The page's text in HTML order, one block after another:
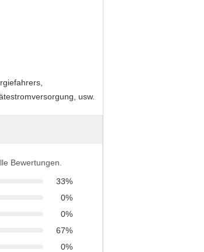
usw.
Bewertungen.
33%
0%
0%
67%
0%